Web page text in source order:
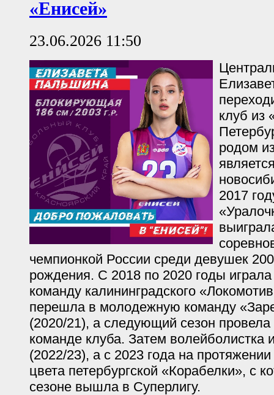
«Енисей»
23.06.2026 11:50
клуб из
родом
2017
чемпионкой России среди девушек
рождения. С 2018 по 2020 годы
команду калининградского
перешла в молодежную команду
(2020/21), а следующий сезон
команде клуба. Затем волейболистка
(2022/23), а с 2023 года на
цвета петербургской «Корабелки», с
сезоне вышла в Суперлигу.